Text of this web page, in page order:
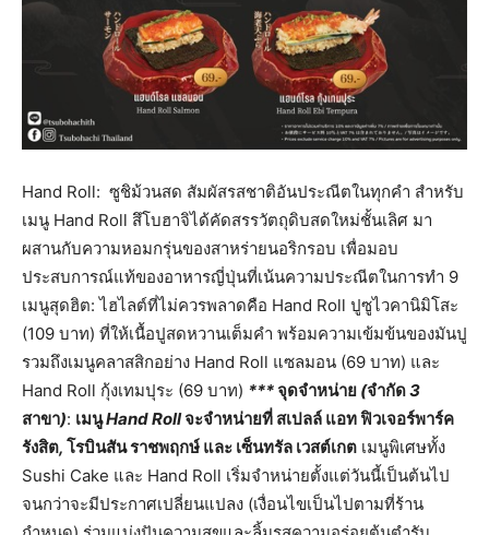
Hand Roll: ซูชิม้วนสด สัมผัสรสชาติอันประณีตในทุกคำ สำหรับ
เมนู Hand Roll สึโบฮาจิได้คัดสรรวัตถุดิบสดใหม่ชั้นเลิศ มา
ผสานกับความหอมกรุ่นของสาหร่ายนอริกรอบ เพื่อมอบ
ประสบการณ์แท้ของอาหารญี่ปุ่นที่เน้นความประณีตในการทำ 9
เมนูสุดฮิต: ไฮไลต์ที่ไม่ควรพลาดคือ Hand Roll ปูซูไวคานิมิโสะ
(109 บาท) ที่ให้เนื้อปูสดหวานเต็มคำ พร้อมความเข้มข้นของมันปู
รวมถึงเมนูคลาสสิกอย่าง Hand Roll แซลมอน (69 บาท) และ
Hand Roll กุ้งเทมปุระ (69 บาท) ***จุดจำหน่าย (จำกัด3
สาขา): เมนูHand Rollจะจำหน่ายที่ สเปลล์ แอทฟิวเจอร์พาร์ค
รังสิต, โรบินสันราชพฤกษ์ และ เซ็นทรัล เวสต์เกต เมนูพิเศษทั้ง
Sushi Cake และ Hand Roll เริ่มจำหน่ายตั้งแต่วันนี้เป็นต้นไป
จนกว่าจะมีประกาศเปลี่ยนแปลง (เงื่อนไขเป็นไปตามที่ร้าน